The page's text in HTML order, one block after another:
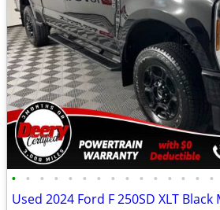
• • • • • • • • • • • • • • •
Used 2024 Ford F 250SD XLT Black